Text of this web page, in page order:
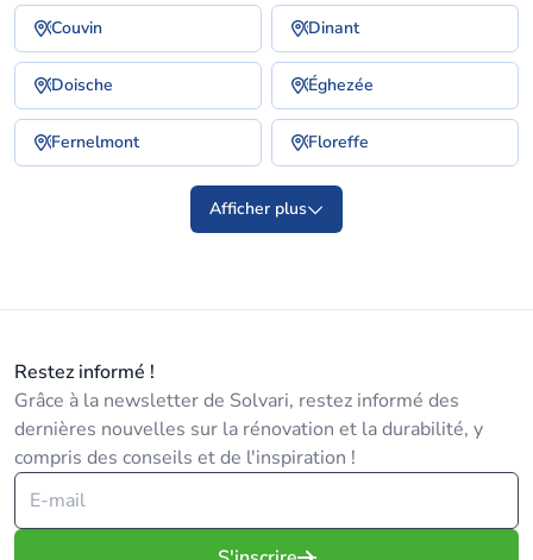
Couvin Dinant
Doische Éghezée
Fernelmont Floreffe
Afficher plus
Restez informé !
Grâce à la newsletter de Solvari, restez informé des
dernières nouvelles sur la rénovation et la durabilité, y
compris des conseils et de l'inspiration !